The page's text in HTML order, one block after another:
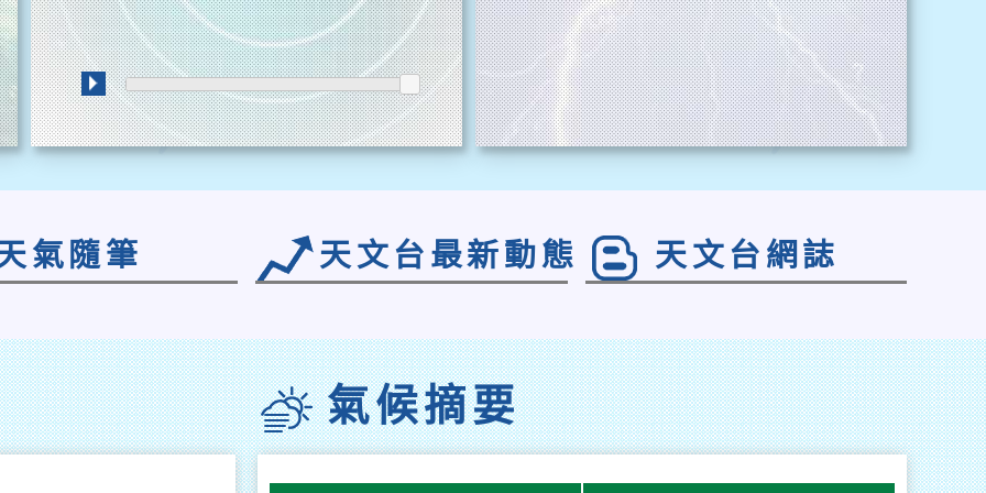
進
度
氣隨筆 天文台最新動態 天文台網誌
氣候摘要